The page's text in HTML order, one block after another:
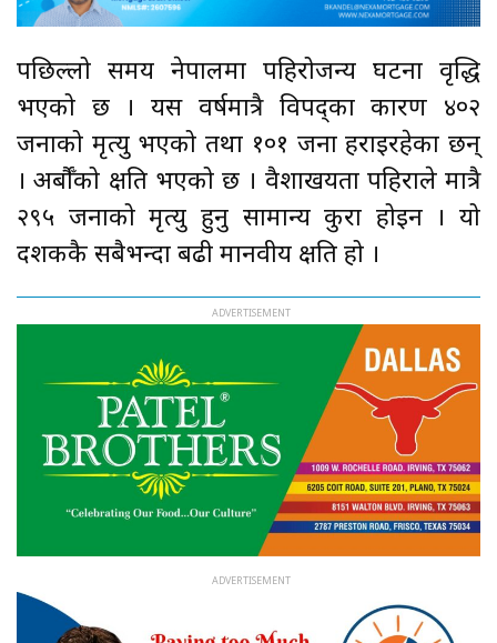
पछिल्लो समय नेपालमा पहिरोजन्य घटना वृद्धि
भएको छ । यस वर्षमात्रै विपद्का कारण ४०२
जनाको मृत्यु भएको तथा १०१ जना हराइरहेका छन्
। अर्बौँको क्षति भएको छ । वैशाखयता पहिराले मात्रै
२९५ जनाको मृत्यु हुनु सामान्य कुरा होइन । यो
दशककै सबैभन्दा बढी मानवीय क्षति हो ।